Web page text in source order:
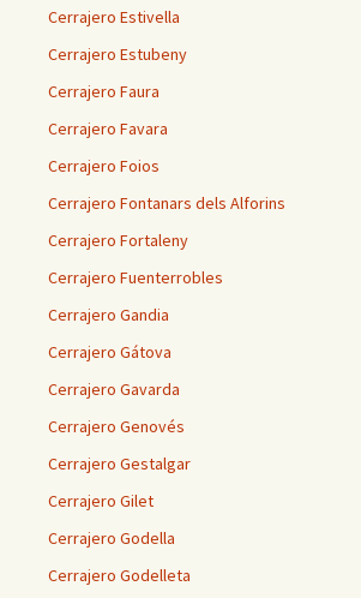
Cerrajero Estivella
Cerrajero Estubeny
Cerrajero Faura
Cerrajero Favara
Cerrajero Foios
Cerrajero Fontanars dels Alforins
Cerrajero Fortaleny
Cerrajero Fuenterrobles
Cerrajero Gandia
Cerrajero Gátova
Cerrajero Gavarda
Cerrajero Genovés
Cerrajero Gestalgar
Cerrajero Gilet
Cerrajero Godella
Cerrajero Godelleta